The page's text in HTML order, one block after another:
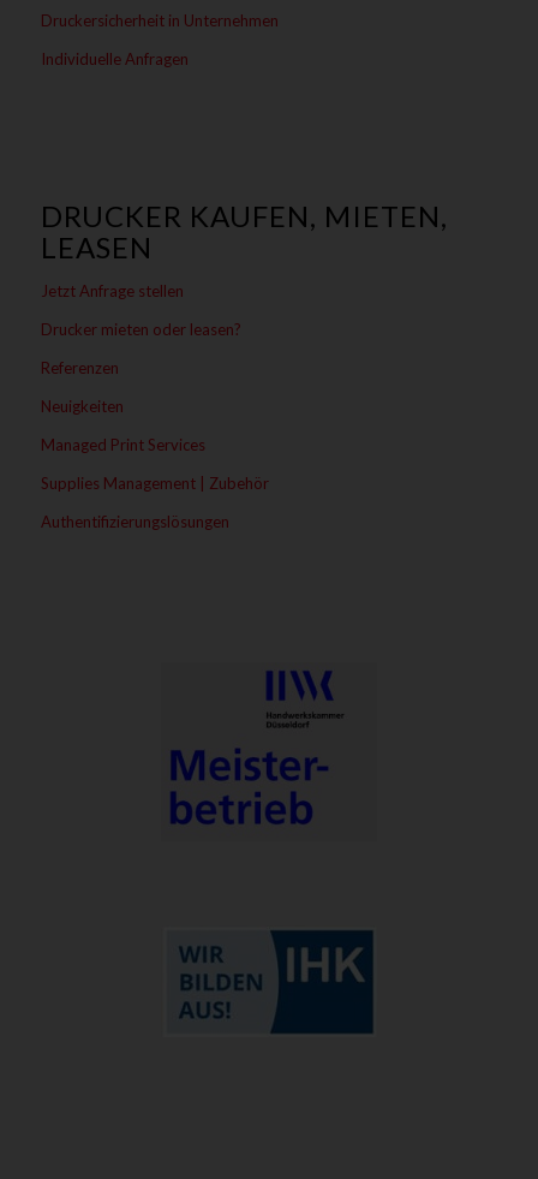
Druckersicherheit in Unternehmen
Individuelle Anfragen
DRUCKER KAUFEN, MIETEN,
LEASEN
Jetzt Anfrage stellen
Drucker mieten oder leasen?
Referenzen
Neuigkeiten
Managed Print Services
Supplies Management | Zubehör
Authentifizierungslösungen